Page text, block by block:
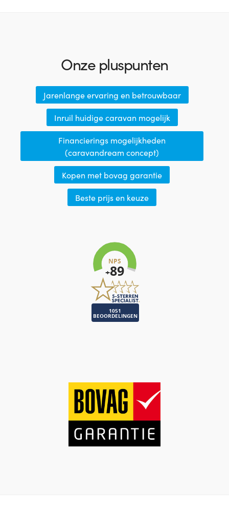
Onze pluspunten
Jarenlange ervaring en betrouwbaar
Inruil huidige caravan mogelijk
Financierings mogelijkheden
(caravandream concept)
Kopen met bovag garantie
Beste prijs en keuze